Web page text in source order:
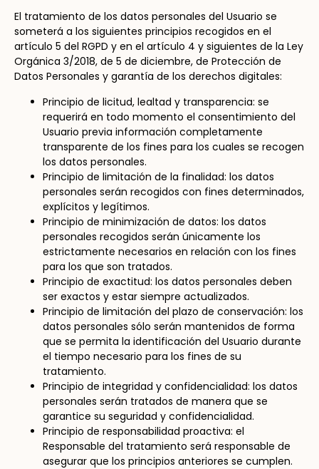
El tratamiento de los datos personales del Usuario se
someterá a los siguientes principios recogidos en el
artículo 5 del RGPD y en el artículo 4 y siguientes de la Ley
Orgánica 3/2018, de 5 de diciembre, de Protección de
Datos Personales y garantía de los derechos digitales:
Principio de licitud, lealtad y transparencia: se
requerirá en todo momento el consentimiento del
Usuario previa información completamente
transparente de los fines para los cuales se recogen
los datos personales.
Principio de limitación de la finalidad: los datos
personales serán recogidos con fines determinados,
explícitos y legítimos.
Principio de minimización de datos: los datos
personales recogidos serán únicamente los
estrictamente necesarios en relación con los fines
para los que son tratados.
Principio de exactitud: los datos personales deben
ser exactos y estar siempre actualizados.
Principio de limitación del plazo de conservación: los
datos personales sólo serán mantenidos de forma
que se permita la identificación del Usuario durante
el tiempo necesario para los fines de su
tratamiento.
Principio de integridad y confidencialidad: los datos
personales serán tratados de manera que se
garantice su seguridad y confidencialidad.
Principio de responsabilidad proactiva: el
Responsable del tratamiento será responsable de
asegurar que los principios anteriores se cumplen.